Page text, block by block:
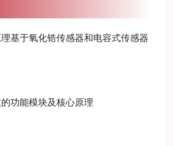
基于氧化锆传感器和电容式传感器
功能模块及核心原理